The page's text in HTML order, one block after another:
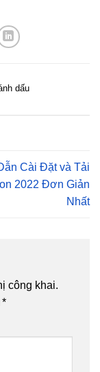
dấu
Cài Đặt và Tải
2022 Đơn Giản
Nhất
công khai.
*